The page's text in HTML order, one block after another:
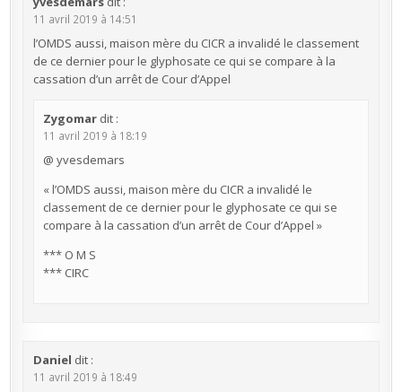
11 avril 2019 à 14:51
l’OMDS aussi, maison mère du CICR a invalidé le classement
de ce dernier pour le glyphosate ce qui se compare à la
cassation d’un arrêt de Cour d’Appel
Zygomar dit :
11 avril 2019 à 18:19
@ yvesdemars
« l’OMDS aussi, maison mère du CICR a invalidé le
classement de ce dernier pour le glyphosate ce qui se
compare à la cassation d’un arrêt de Cour d’Appel »
*** O M S
*** CIRC
Daniel dit :
11 avril 2019 à 18:49